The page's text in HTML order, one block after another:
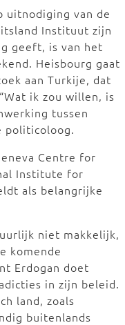
uitnodiging van de
Instituut zijn
geeft, is van het
Heisbourg gaat
aan Turkije, dat
ik zou willen, is
tussen
politicoloog.
Centre for
Institute for
als belangrijke
niet makkelijk,
komende
Erdogan doet
in zijn beleid.
land, zoals
buitenlands